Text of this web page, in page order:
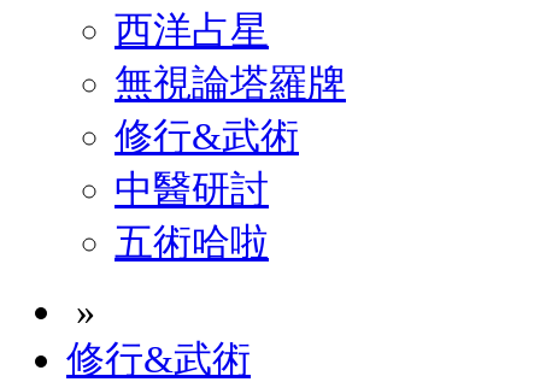
西洋占星
無視論塔羅牌
修行&武術
中醫研討
五術哈啦
»
修行&武術